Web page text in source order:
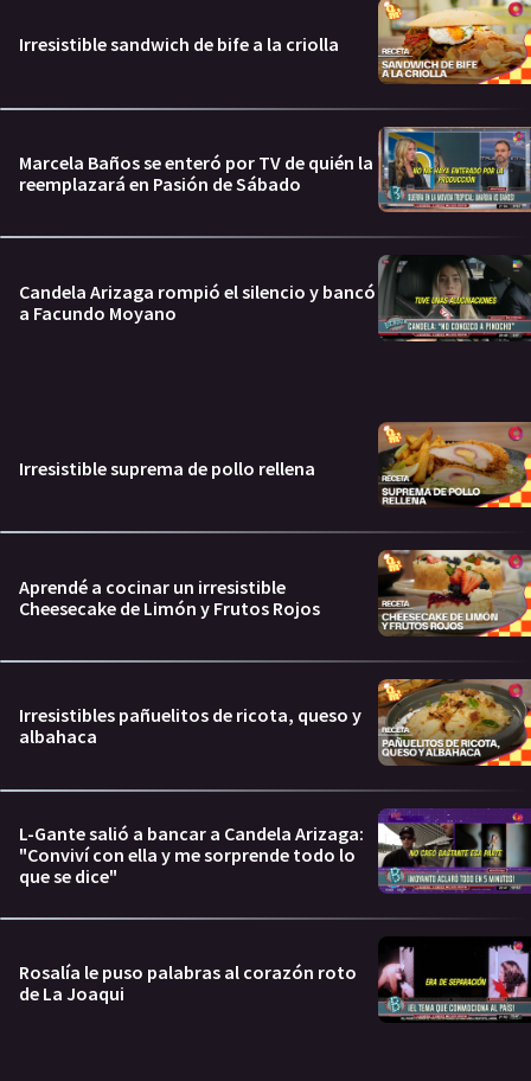
Irresistible sandwich de bife a la criolla
Marcela Baños se enteró por TV de quién la
reemplazará en Pasión de Sábado
Candela Arizaga rompió el silencio y bancó
a Facundo Moyano
Irresistible suprema de pollo rellena
Aprendé a cocinar un irresistible
Cheesecake de Limón y Frutos Rojos
Irresistibles pañuelitos de ricota, queso y
albahaca
L-Gante salió a bancar a Candela Arizaga:
"Conviví con ella y me sorprende todo lo
que se dice"
Rosalía le puso palabras al corazón roto
de La Joaqui